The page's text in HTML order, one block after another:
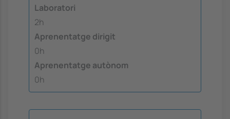
Laboratori
2h
Aprenentatge dirigit
0h
Aprenentatge autònom
0h